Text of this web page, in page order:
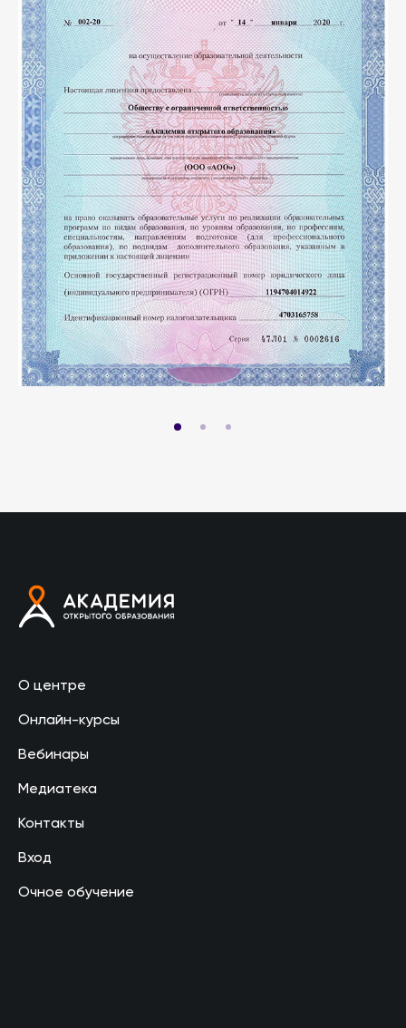
О центре
Онлайн-курсы
Вебинары
Медиатека
Контакты
Вход
Очное обучение